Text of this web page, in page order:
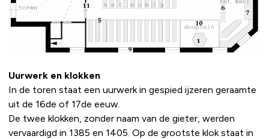
Uurwerk en klokken
In de toren staat een uurwerk in gespied ijzeren geraamte
uit de 16de of 17de eeuw.
De twee klokken, zonder naam van de gieter, werden
vervaardigd in 1385 en 1405. Op de grootste klok staat in